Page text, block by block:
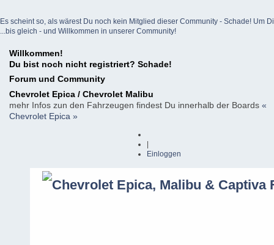
Es scheint so, als wärest Du noch kein Mitglied dieser Community - Schade! Um
...bis gleich - und Willkommen in unserer Community!
Willkommen!
Du bist noch nicht registriert? Schade!
Forum und Community
Chevrolet Epica / Chevrolet Malibu
mehr Infos zun den Fahrzeugen findest Du innerhalb der Boards «
Chevrolet Epica »
Einloggen